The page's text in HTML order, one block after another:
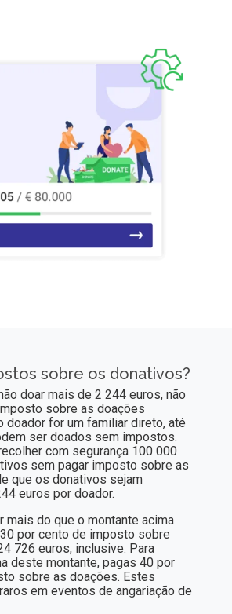
sobre os donativos?
doar mais de 2 244 euros, não
sobre as doações
doador for um familiar direto, até
ser doados sem impostos.
com segurança 100 000
sem pagar imposto sobre as
que os donativos sejam
euros por doador.
mais do que o montante acima
por cento de imposto sobre
726 euros, inclusive. Para
deste montante, pagas 40 por
sobre as doações. Estes
em eventos de angariação de